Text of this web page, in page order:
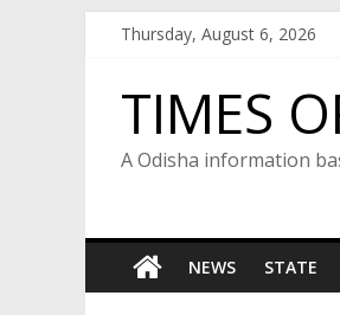
Thursday, August 6, 2026
TIMES
A Odisha information
NEWS STATE